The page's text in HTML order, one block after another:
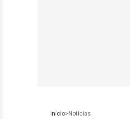
Início> Notícias